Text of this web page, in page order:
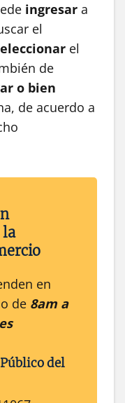
ingresar a
el
el
de
o bien
de acuerdo a
la
en
de 8am a
del